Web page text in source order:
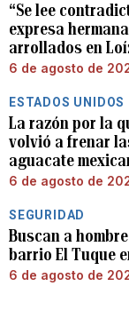
“Se lee
expresa
arrollados en
6 de agosto de
ESTADOS UNIDOS
La razón por la
volvió a frenar
aguacate
6 de agosto de
SEGURIDAD
Buscan a
barrio El Tuque
6 de agosto de